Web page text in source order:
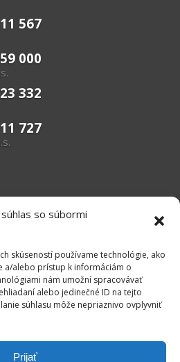
so súbormi
skúseností používame technológie, ako
a/alebo prístup k informáciám o
nám umožní spracovávať
alebo jedinečné ID na tejto
súhlasu môže nepriaznivo ovplyvniť
Prijať
567
000
332
727